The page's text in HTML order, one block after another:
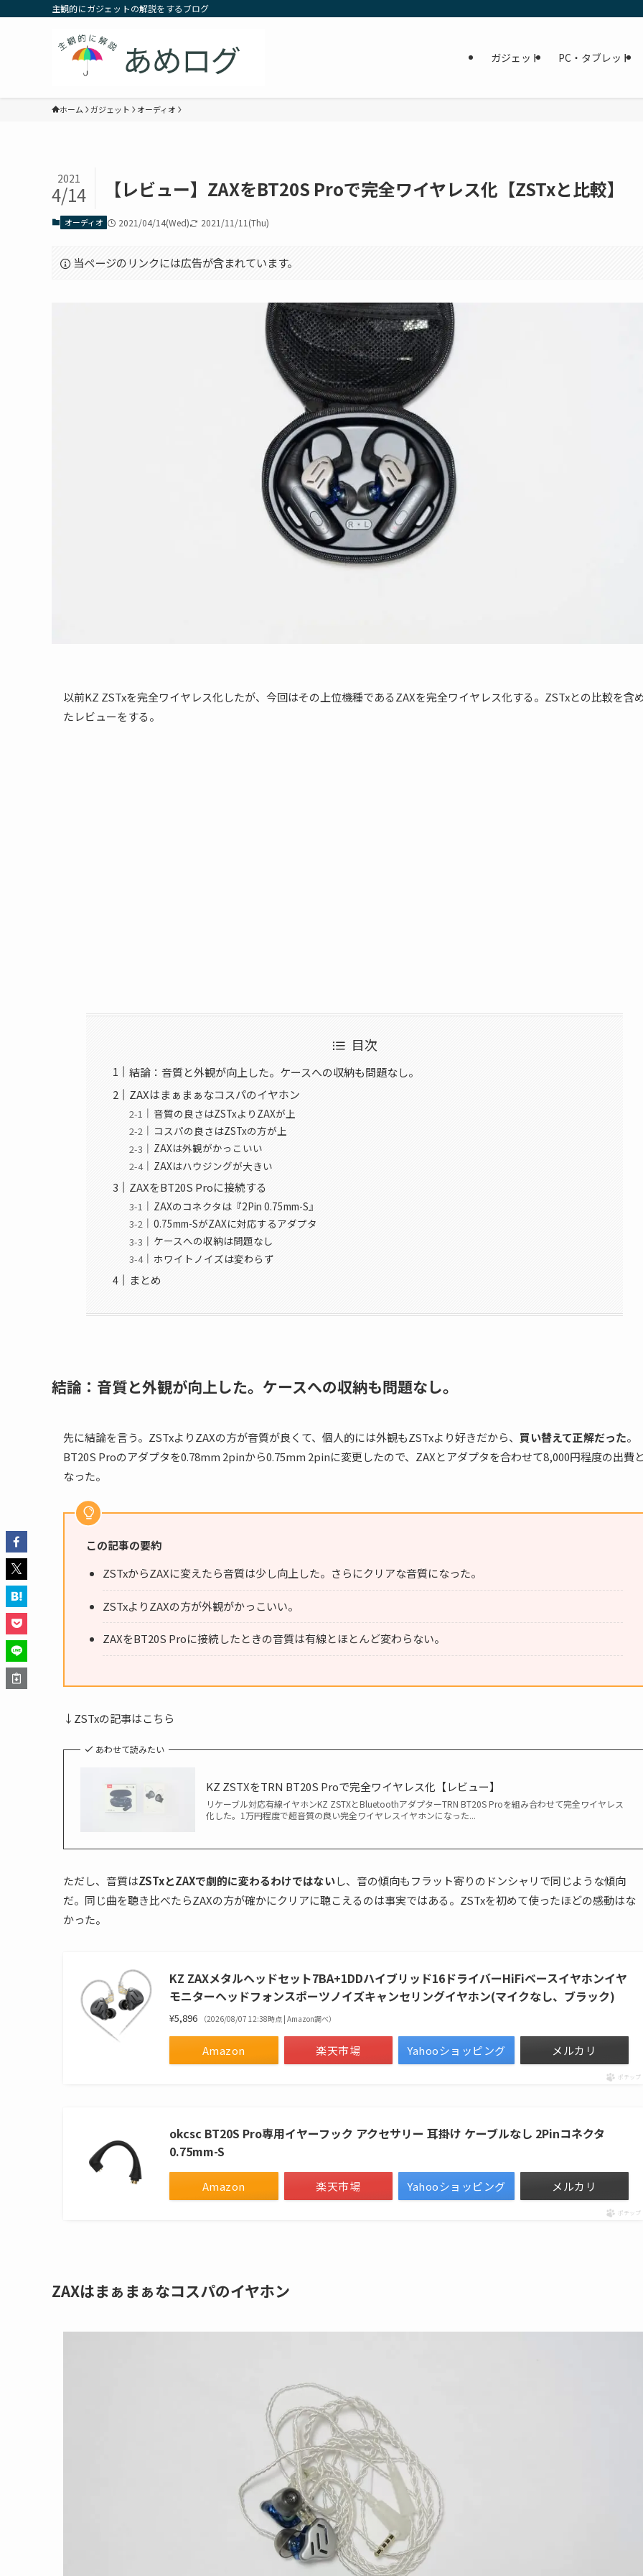
主観的にガジェットの解説をするブログ
ガジェット PC・タブレット
ホーム ガジェット オーディオ
【レビュー】ZAXをBT20S Proで完全ワイヤレス化【ZSTxと比較】
2021
4/14
オーディオ 2021/04/14(Wed) 2021/11/11(Thu)
当ページのリンクには広告が含まれています。
以前KZ ZSTxを完全ワイヤレス化したが、今回はその上位機種であるZAXを完全ワイヤレス化する。ZSTxとの比較を含
たレビューをする。
目次
結論：音質と外観が向上した。ケースへの収納も問題なし。
ZAXはまぁまぁなコスパのイヤホン
音質の良さはZSTxよりZAXが上
コスパの良さはZSTxの方が上
ZAXは外観がかっこいい
ZAXはハウジングが大きい
ZAXをBT20S Proに接続する
ZAXのコネクタは『2Pin 0.75mm-S』
0.75mm-SがZAXに対応するアダプタ
ケースへの収納は問題なし
ホワイトノイズは変わらず
まとめ
結論：音質と外観が向上した。ケースへの収納も問題なし。
先に結論を言う。ZSTxよりZAXの方が音質が良くて、個人的には外観もZSTxより好きだから、 買い替えて正解だった。
BT20S Proのアダプタを0.78mm 2pinから0.75mm 2pinに変更したので、ZAXとアダプタを合わせて8,000円程度の出費
なった。
この記事の要約
ZSTxからZAXに変えたら音質は少し向上した。さらにクリアな音質になった。
ZSTxよりZAXの方が外観がかっこいい。
ZAXをBT20S Proに接続したときの音質は有線とほとんど変わらない。
↓ZSTxの記事はこちら
あわせて読みたい
KZ ZSTXをTRN BT20S Proで完全ワイヤレス化【レビュー】
リケーブル対応有線イヤホンKZ ZSTXとBluetoothアダプターTRN BT20S Proを組み合わせて完全ワイヤレス
化した。1万円程度で超音質の良い完全ワイヤレスイヤホンになった...
ただし、音質はZSTxとZAXで劇的に変わるわけではないし、音の傾向もフラット寄りのドンシャリで同じような傾向
だ。同じ曲を聴き比べたらZAXの方が確かにクリアに聴こえるのは事実ではある。ZSTxを初めて使ったほどの感動はな
かった。
KZ ZAXメタルヘッドセット7BA+1DDハイブリッド16ドライバーHiFiベースイヤホンイヤ
モニターヘッドフォンスポーツノイズキャンセリングイヤホン(マイクなし、ブラック)
¥5,896 （2026/08/07 12:38時点 | Amazon調べ）
Amazon 楽天市場 Yahooショッピング メルカリ
ポチップ
okcsc BT20S Pro専用イヤーフック アクセサリー 耳掛け ケーブルなし 2Pinコネクタ
0.75mm-S
Amazon 楽天市場 Yahooショッピング メルカリ
ポチップ
ZAXはまぁまぁなコスパのイヤホン